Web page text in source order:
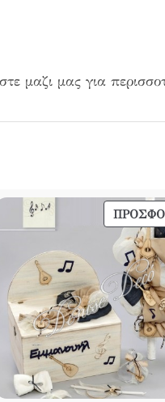
μαζι μας για